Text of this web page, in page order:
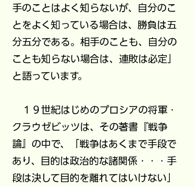
手のことはよく知らないが、自分のこ
とをよく知っている場合は、勝負は五
分五分である。相手のことも、自分の
ことも知らない場合は、連敗は必定」
と語っています。
１９世紀はじめのプロシアの将軍・
クラウゼビッツは、その著書『戦争
論』の中で、「戦争はあくまで手段で
あり、目的は政治的な諸関係・・・手
段は決して目的を離れてはいけない」